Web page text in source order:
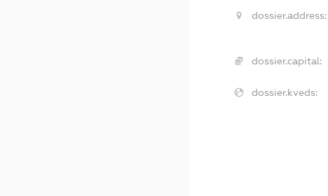
dossier.address:
dossier.capital:
dossier.kveds: